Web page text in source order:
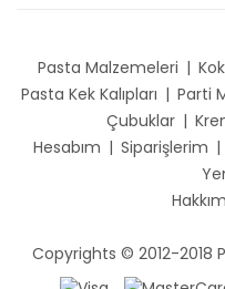
Pasta Malzemeleri |
Pasta Kek Kalıpları | Parti
Çubuklar |
Hesabım | Siparişlerim |
Copyrights © 2012-2018